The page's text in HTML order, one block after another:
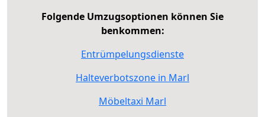
Folgende Umzugsoptionen können Sie
benkommen:
Entrümpelungsdienste
Halteverbotszone in Marl
Möbeltaxi Marl